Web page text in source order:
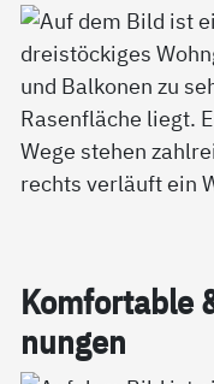
Kom­for­ta­b­le
nun­gen